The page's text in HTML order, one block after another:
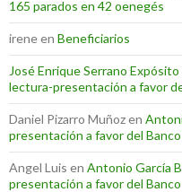
165 parados en 42 oenegés
ireneen Beneficiarios
José Enrique Serrano Expósito
lectura-presentación a favor
Daniel Pizarro Muñozen
presentación a favor del
Angel Luis en Antonio García
presentación a favor del